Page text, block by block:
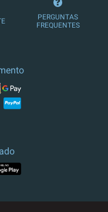
PERGUNTAS
FREQUENTES